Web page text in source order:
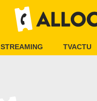
STREAMING TVACTU